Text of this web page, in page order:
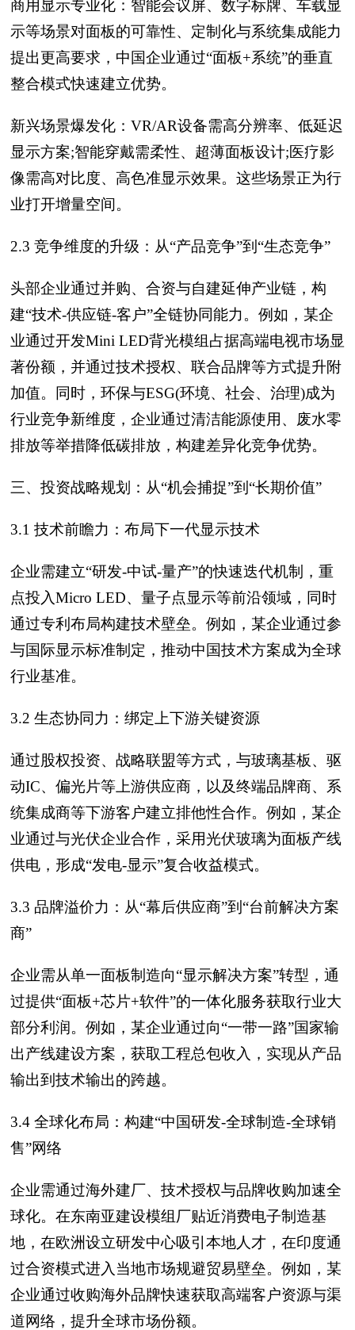
商用显示专业化：智能会议屏、数字标牌、车载显
示等场景对面板的可靠性、定制化与系统集成能力
提出更高要求，中国企业通过“面板+系统”的垂直
整合模式快速建立优势。
新兴场景爆发化：VR/AR设备需高分辨率、低延迟
显示方案;智能穿戴需柔性、超薄面板设计;医疗影
像需高对比度、高色准显示效果。这些场景正为行
业打开增量空间。
2.3 竞争维度的升级：从“产品竞争”到“生态竞争”
头部企业通过并购、合资与自建延伸产业链，构
建“技术-供应链-客户”全链协同能力。例如，某企
业通过开发Mini LED背光模组占据高端电视市场显
著份额，并通过技术授权、联合品牌等方式提升附
加值。同时，环保与ESG(环境、社会、治理)成为
行业竞争新维度，企业通过清洁能源使用、废水零
排放等举措降低碳排放，构建差异化竞争优势。
三、投资战略规划：从“机会捕捉”到“长期价值”
3.1 技术前瞻力：布局下一代显示技术
企业需建立“研发-中试-量产”的快速迭代机制，重
点投入Micro LED、量子点显示等前沿领域，同时
通过专利布局构建技术壁垒。例如，某企业通过参
与国际显示标准制定，推动中国技术方案成为全球
行业基准。
3.2 生态协同力：绑定上下游关键资源
通过股权投资、战略联盟等方式，与玻璃基板、驱
动IC、偏光片等上游供应商，以及终端品牌商、系
统集成商等下游客户建立排他性合作。例如，某企
业通过与光伏企业合作，采用光伏玻璃为面板产线
供电，形成“发电-显示”复合收益模式。
3.3 品牌溢价力：从“幕后供应商”到“台前解决方案
商”
企业需从单一面板制造向“显示解决方案”转型，通
过提供“面板+芯片+软件”的一体化服务获取行业大
部分利润。例如，某企业通过向“一带一路”国家输
出产线建设方案，获取工程总包收入，实现从产品
输出到技术输出的跨越。
3.4 全球化布局：构建“中国研发-全球制造-全球销
售”网络
企业需通过海外建厂、技术授权与品牌收购加速全
球化。在东南亚建设模组厂贴近消费电子制造基
地，在欧洲设立研发中心吸引本地人才，在印度通
过合资模式进入当地市场规避贸易壁垒。例如，某
企业通过收购海外品牌快速获取高端客户资源与渠
道网络，提升全球市场份额。